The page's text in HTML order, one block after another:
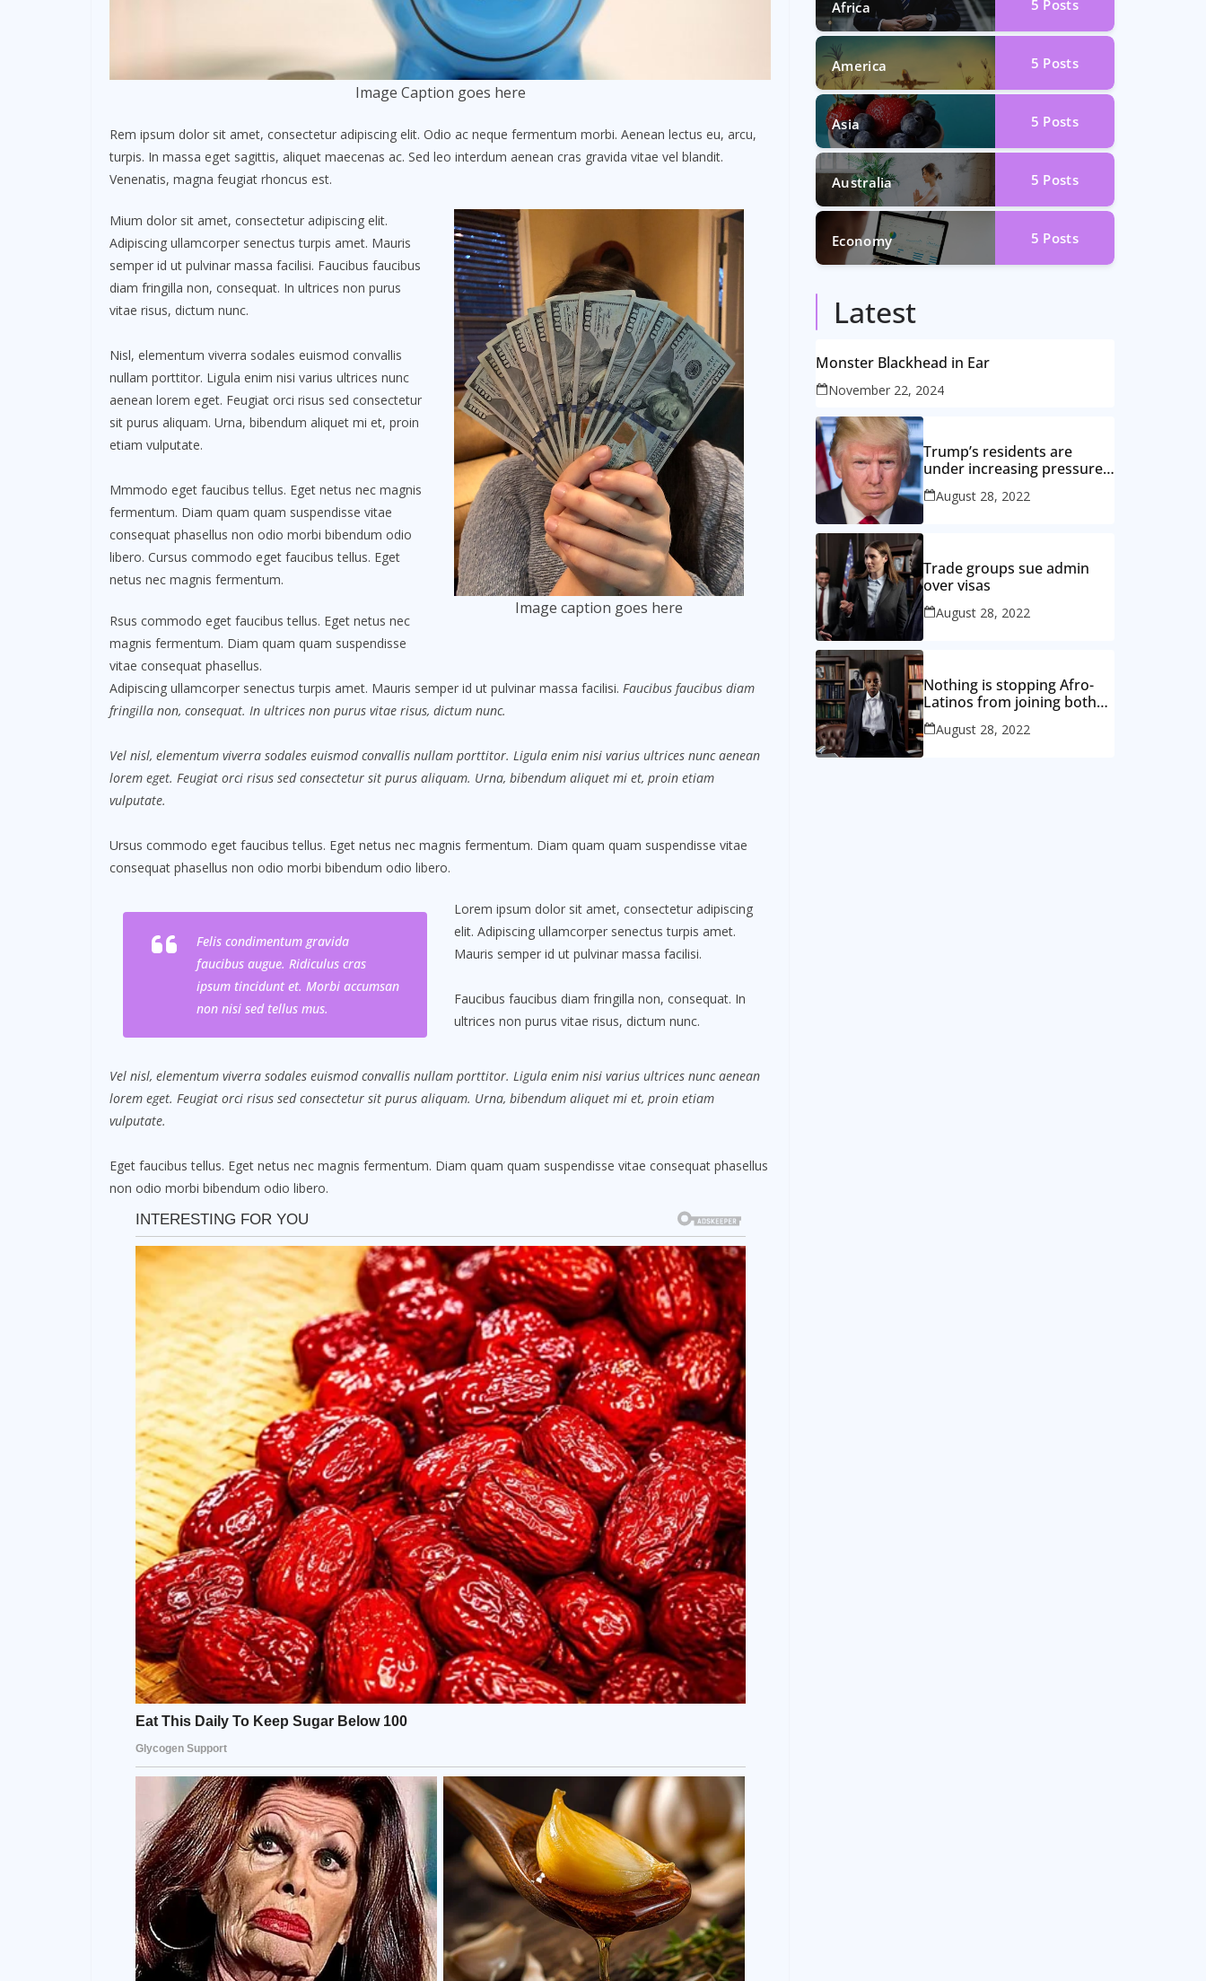
Image Caption goes here
Rem ipsum dolor sit amet, consectetur adipiscing elit. Odio ac neque fermentum morbi. Aenean lectus eu, arcu,
turpis. In massa eget sagittis, aliquet maecenas ac. Sed leo interdum aenean cras gravida vitae vel blandit.
Venenatis, magna feugiat rhoncus est.
Mium dolor sit amet, consectetur adipiscing elit.
Adipiscing ullamcorper senectus turpis amet. Mauris
semper id ut pulvinar massa facilisi. Faucibus faucibus
diam fringilla non, consequat. In ultrices non purus
vitae risus, dictum nunc.
Nisl, elementum viverra sodales euismod convallis
nullam porttitor. Ligula enim nisi varius ultrices nunc
aenean lorem eget. Feugiat orci risus sed consectetur
sit purus aliquam. Urna, bibendum aliquet mi et, proin
etiam vulputate.
Mmmodo eget faucibus tellus. Eget netus nec magnis
fermentum. Diam quam quam suspendisse vitae
consequat phasellus non odio morbi bibendum odio
libero. Cursus commodo eget faucibus tellus. Eget
netus nec magnis fermentum.
Rsus commodo eget faucibus tellus. Eget netus nec
magnis fermentum. Diam quam quam suspendisse
vitae consequat phasellus.
Image caption goes here
Adipiscing ullamcorper senectus turpis amet. Mauris semper id ut pulvinar massa facilisi. Faucibus faucibus diam
fringilla non, consequat. In ultrices non purus vitae risus, dictum nunc.
Vel nisl, elementum viverra sodales euismod convallis nullam porttitor. Ligula enim nisi varius ultrices nunc aenean
lorem eget. Feugiat orci risus sed consectetur sit purus aliquam. Urna, bibendum aliquet mi et, proin etiam
vulputate.
Ursus commodo eget faucibus tellus. Eget netus nec magnis fermentum. Diam quam quam suspendisse vitae
consequat phasellus non odio morbi bibendum odio libero.
Felis condimentum gravida
faucibus augue. Ridiculus cras
ipsum tincidunt et. Morbi accumsan
non nisi sed tellus mus.
Lorem ipsum dolor sit amet, consectetur adipiscing
elit. Adipiscing ullamcorper senectus turpis amet.
Mauris semper id ut pulvinar massa facilisi.
Faucibus faucibus diam fringilla non, consequat. In
ultrices non purus vitae risus, dictum nunc.
Vel nisl, elementum viverra sodales euismod convallis nullam porttitor. Ligula enim nisi varius ultrices nunc aenean
lorem eget. Feugiat orci risus sed consectetur sit purus aliquam. Urna, bibendum aliquet mi et, proin etiam
vulputate.
Eget faucibus tellus. Eget netus nec magnis fermentum. Diam quam quam suspendisse vitae consequat phasellus
non odio morbi bibendum odio libero.
Africa 5 Posts
America 5 Posts
Asia 5 Posts
Australia 5 Posts
Economy 5 Posts
Latest
Monster Blackhead in Ear
November 22, 2024
Trump’s residents are
under increasing pressure
from the opposition
August 28, 2022
Trade groups sue admin
over visas
August 28, 2022
Nothing is stopping Afro-
Latinos from joining both
the black and Hispanic
caucuses
August 28, 2022